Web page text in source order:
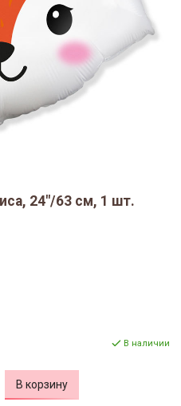
24"/63 см, 1 шт.
В наличии
В корзину